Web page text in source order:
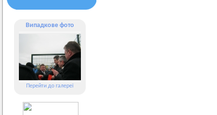
Випадкове фото
Перейти до галереї